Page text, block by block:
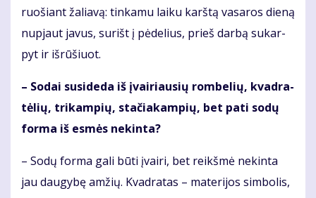
ruo­šiant ža­lia­vą: tin­ka­mu lai­ku karš­tą va­sa­ros die­ną
nu­pjaut ja­vus, su­rišt į pė­de­lius, prieš dar­bą su­kar­
pyt ir iš­rū­šiuot.
– So­dai su­si­de­da iš įvai­riau­sių rom­be­lių, kvad­ra­
tė­lių, tri­kam­pių, sta­čia­kam­pių, bet pa­ti so­dų
for­ma iš es­mės ne­kin­ta?
– So­dų for­ma ga­li bū­ti įvai­ri, bet reikš­mė ne­kin­ta
jau dau­gy­bę am­žių. Kvad­ra­tas – ma­te­ri­jos sim­bo­lis,